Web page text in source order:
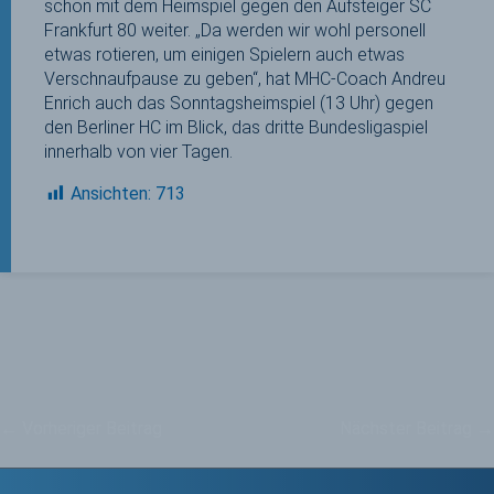
schon mit dem Heimspiel gegen den Aufsteiger SC
Frankfurt 80 weiter. „Da werden wir wohl personell
etwas rotieren, um einigen Spielern auch etwas
Verschnaufpause zu geben“, hat MHC-Coach Andreu
Enrich auch das Sonntagsheimspiel (13 Uhr) gegen
den Berliner HC im Blick, das dritte Bundesligaspiel
innerhalb von vier Tagen.
Ansichten: 713